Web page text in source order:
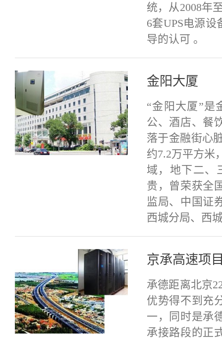
统，从2008年
6套UPS电源
导的认可 。
金阳大厦
“金阳大厦”是
公、酒店、餐
落于金融街心
约7.2万平方米
域，地下二、
贵，曾荣获全
监局、中国证
西城分局、西
京承高速项
承德距离北京
优势得不到充
一，同时是承
承接路段的正